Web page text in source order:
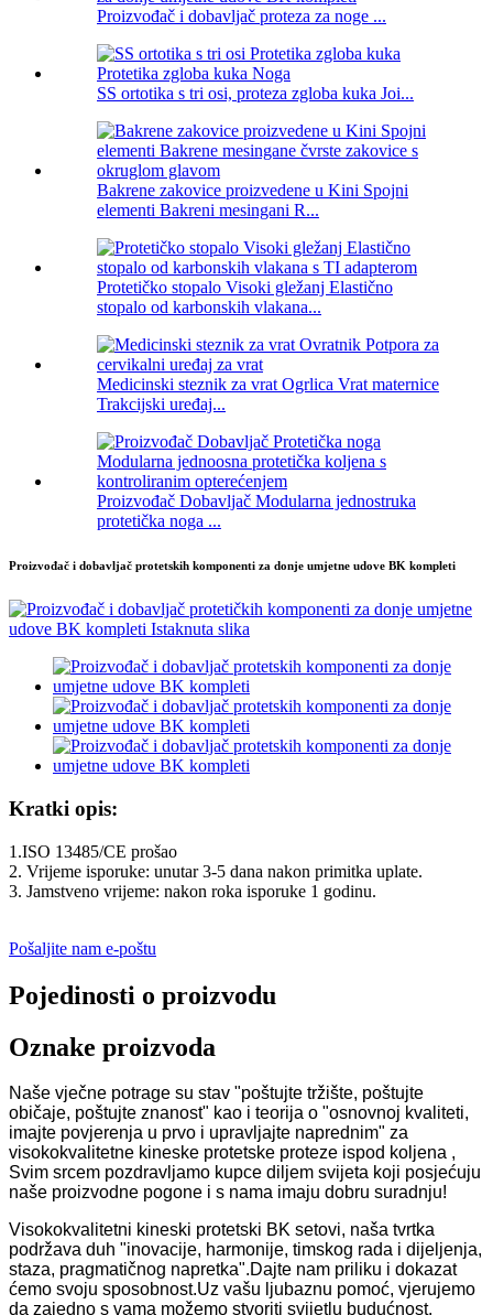
Proizvođač i dobavljač proteza za noge ...
SS ortotika s tri osi, proteza zgloba kuka Joi...
Bakrene zakovice proizvedene u Kini Spojni
elementi Bakreni mesingani R...
Protetičko stopalo Visoki gležanj Elastično
stopalo od karbonskih vlakana...
Medicinski steznik za vrat Ogrlica Vrat maternice
Trakcijski uređaj...
Proizvođač Dobavljač Modularna jednostruka
protetička noga ...
Proizvođač i dobavljač protetskih komponenti za donje umjetne udove BK kompleti
Kratki opis:
1.ISO 13485/CE prošao
2. Vrijeme isporuke: unutar 3-5 dana nakon primitka uplate.
3. Jamstveno vrijeme: nakon roka isporuke 1 godinu.
Pošaljite nam e-poštu
Pojedinosti o proizvodu
Oznake proizvoda
Naše vječne potrage su stav "poštujte tržište, poštujte
običaje, poštujte znanost" kao i teorija o "osnovnoj kvaliteti,
imajte povjerenja u prvo i upravljajte naprednim" za
visokokvalitetne kineske protetske proteze ispod koljena ,
Svim srcem pozdravljamo kupce diljem svijeta koji posjećuju
naše proizvodne pogone i s nama imaju dobru suradnju!
Visokokvalitetni kineski protetski BK setovi, naša tvrtka
podržava duh "inovacije, harmonije, timskog rada i dijeljenja,
staza, pragmatičnog napretka".Dajte nam priliku i dokazat
ćemo svoju sposobnost.Uz vašu ljubaznu pomoć, vjerujemo
da zajedno s vama možemo stvoriti svijetlu budućnost.